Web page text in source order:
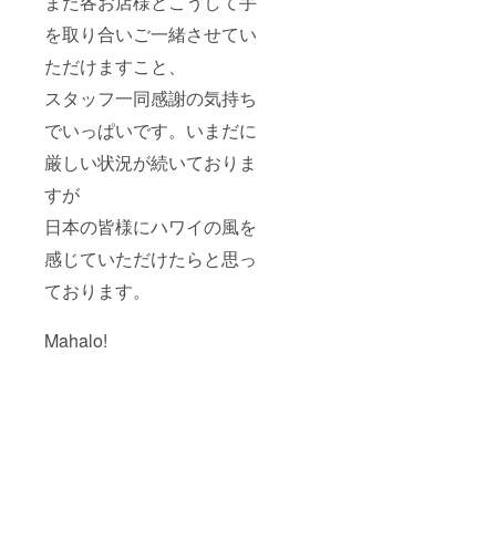
を取り合いご一緒させてい
ただけますこと、
スタッフ一同感謝の気持ち
でいっぱいです。いまだに
厳しい状況が続いておりま
すが
日本の皆様にハワイの風を
感じていただけたらと思っ
ております。
Mahalo!